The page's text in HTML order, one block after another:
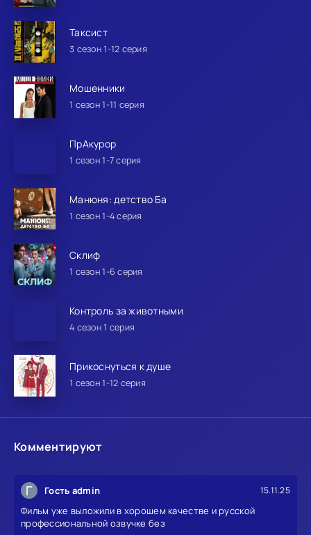
Таксист
3 сезон 1-12 серия
Мошенники
1 сезон 1-11 серия
ПрАкурор
1 сезон 1-7 серия
Манюня: детство Ба
1 сезон 1-4 серия
Склиф
1 сезон 1-6 серия
Контроль за животными
4 сезон 1 серия
Прикоснуться к душе
1 сезон 1-12 серия
Комментируют
Г Гость admin 15.11.25
Фильм уже выложили в хорошем качестве и русской
профессиональной озвучке без